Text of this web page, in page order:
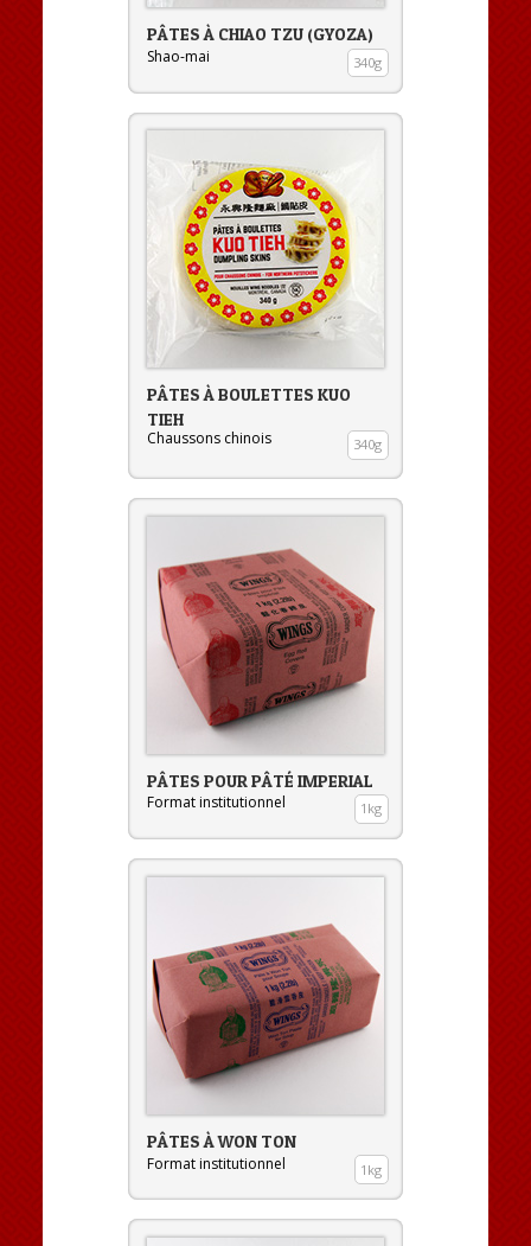
PÂTES À CHIAO TZU (GYOZA)
Shao-mai 340g
PÂTES À BOULETTES KUO
TIEH
Chaussons chinois 340g
PÂTES POUR PÂTÉ IMPERIAL
Format institutionnel 1kg
PÂTES À WON TON
Format institutionnel 1kg